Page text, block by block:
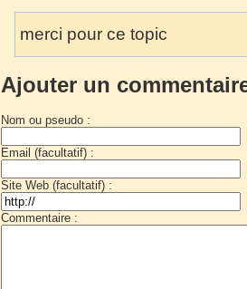
merci pour ce topic
Ajouter un
Nom ou pseudo :
Email (facultatif) :
Site Web (facultatif) :
Commentaire :